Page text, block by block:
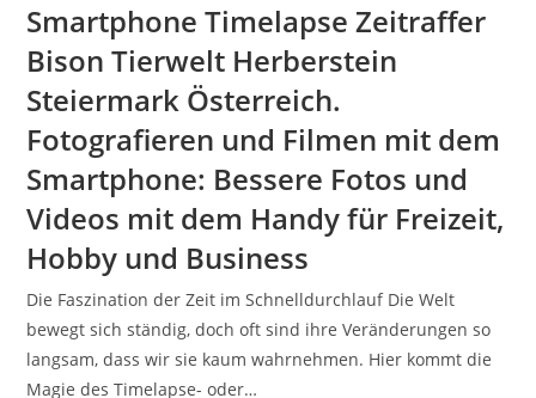
Bildideen
Sonnenaufgang
mit
Smartphone,
Handy
oder
Kamera
inkl.
20
Tipps
und
Tricks
Smartphone Timelapse Zeitraffer
Bison Tierwelt Herberstein
Steiermark Österreich.
Fotografieren und Filmen mit dem
Smartphone: Bessere Fotos und
Videos mit dem Handy für Freizeit,
Hobby und Business
Die Faszination der Zeit im Schnelldurchlauf Die Welt
bewegt sich ständig, doch oft sind ihre Veränderungen so
langsam, dass wir sie kaum wahrnehmen. Hier kommt die
Magie des Timelapse- oder…